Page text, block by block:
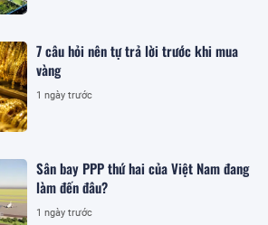
7 câu hỏi nên tự trả lời trước khi mua
vàng
1 ngày trước
Sân bay PPP thứ hai của Việt Nam đang
làm đến đâu?
1 ngày trước